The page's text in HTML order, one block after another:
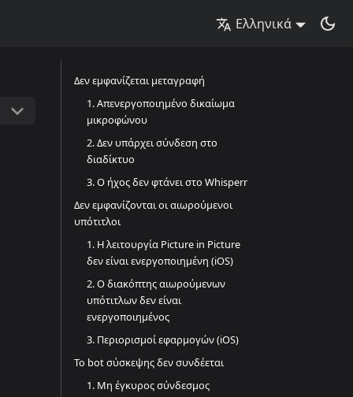
Ελληνικά
Δεν εμφανίζεται μεταγραφή
1. Απενεργοποιημένο δικαίωμα
μικροφώνου
2. Δεν υπάρχει σύνδεση στο
διαδίκτυο
3. Ο ήχος δεν φτάνει στο Whisperr
Δεν εμφανίζονται οι αιωρούμενοι
υπότιτλοι
1. Η λειτουργία Picture in Picture
δεν είναι ενεργοποιημένη (iOS)
2. Ο διακόπτης αιωρούμενων
υπότιτλων δεν είναι
ενεργοποιημένος
3. Περιορισμοί εφαρμογών (iOS)
Το bot σύσκεψης δεν συνδέεται
1. Μη έγκυρος σύνδεσμος